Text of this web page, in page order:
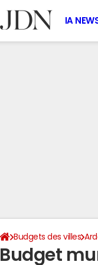
IA
Budgets des villes
Budget